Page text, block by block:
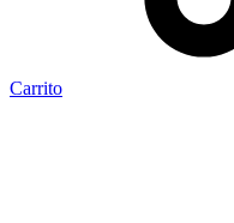
Carrito